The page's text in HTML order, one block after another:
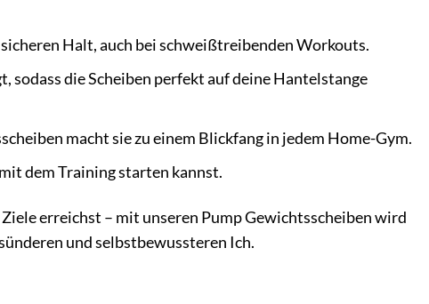
Halt, auch bei schweißtreibenden Workouts.
sodass die Scheiben perfekt auf deine Hantelstange
macht sie zu einem Blickfang in jedem Home-Gym.
dem Training starten kannst.
erreichst – mit unseren Pump Gewichtsscheiben wird
und selbstbewussteren Ich.